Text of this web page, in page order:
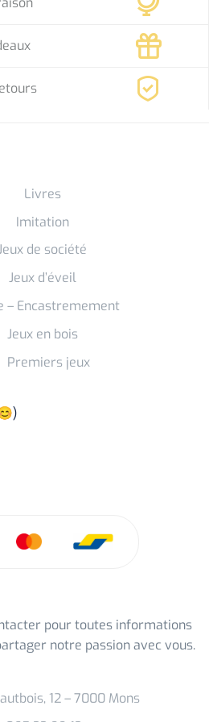
Livres
Imitation
de société
Jeux d’éveil
– Encastremement
Jeux en bois
Premiers jeux
pour toutes informations
notre passion avec vous.
12 – 7000 Mons